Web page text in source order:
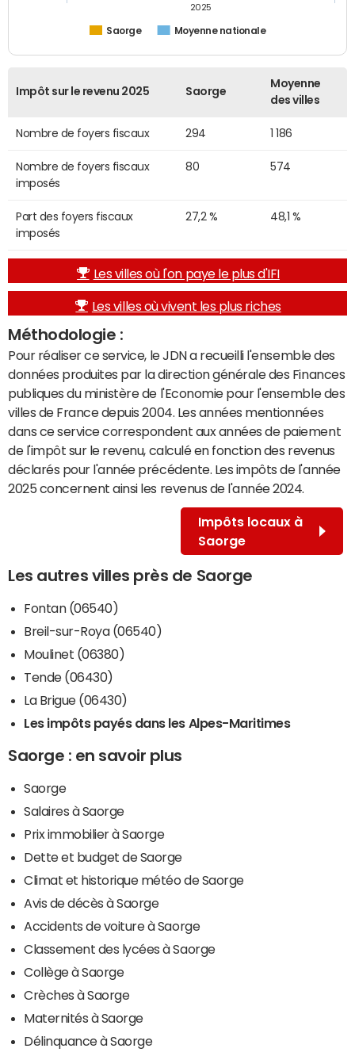
Saorge Moyenne nationale
2025
Impôt sur le revenu 2025 Saorge
Moyenne
des villes
Nombre de foyers fiscaux 294 1 186
Nombre de foyers fiscaux
imposés
80 574
Part des foyers fiscaux
imposés
27,2 % 48,1 %
Les villes où l'on paye le plus d'IFI
Les villes où vivent les plus riches
Méthodologie :
Pour réaliser ce service, le JDN a recueilli l'ensemble des
données produites par la direction générale des Finances
publiques du ministère de l'Economie pour l'ensemble des
villes de France depuis 2004. Les années mentionnées
dans ce service correspondent aux années de paiement
de l'impôt sur le revenu, calculé en fonction des revenus
déclarés pour l'année précédente. Les impôts de l'année
2025 concernent ainsi les revenus de l'année 2024.
Impôts locaux à
Saorge
Les autres villes près de Saorge
Fontan (06540)
Breil-sur-Roya (06540)
Moulinet (06380)
Tende (06430)
La Brigue (06430)
Les impôts payés dans les Alpes-Maritimes
Saorge : en savoir plus
Saorge
Salaires à Saorge
Prix immobilier à Saorge
Dette et budget de Saorge
Climat et historique météo de Saorge
Avis de décès à Saorge
Accidents de voiture à Saorge
Classement des lycées à Saorge
Collège à Saorge
Crèches à Saorge
Maternités à Saorge
Délinquance à Saorge